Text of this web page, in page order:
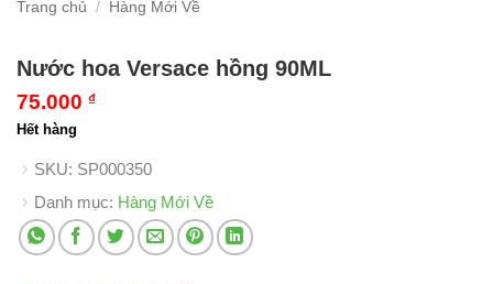
Trang chủ / Hàng Mới Về
Nước hoa Versace hồng 90ML
75.000 ₫
Hết hàng
SKU: SP000350
Danh mục: Hàng Mới Về